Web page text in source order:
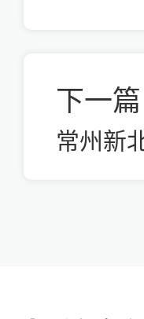
下一篇
常州新